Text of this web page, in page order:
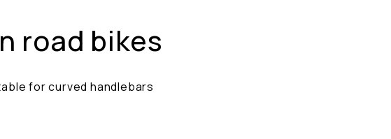
road bikes
for curved handlebars